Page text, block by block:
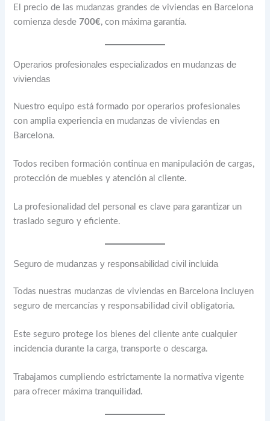
El precio de las mudanzas grandes de viviendas en Barcelona
comienza desde 700€, con máxima garantía.
Operarios profesionales especializados en mudanzas de
viviendas
Nuestro equipo está formado por operarios profesionales
con amplia experiencia en mudanzas de viviendas en
Barcelona.
Todos reciben formación continua en manipulación de cargas,
protección de muebles y atención al cliente.
La profesionalidad del personal es clave para garantizar un
traslado seguro y eficiente.
Seguro de mudanzas y responsabilidad civil incluida
Todas nuestras mudanzas de viviendas en Barcelona incluyen
seguro de mercancías y responsabilidad civil obligatoria.
Este seguro protege los bienes del cliente ante cualquier
incidencia durante la carga, transporte o descarga.
Trabajamos cumpliendo estrictamente la normativa vigente
para ofrecer máxima tranquilidad.